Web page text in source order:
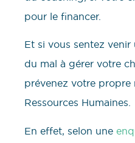
pour le financer.
Et si vous sentez
du mal à gérer votre
prévenez votre propre
Ressources Humaines.
En effet, selon une